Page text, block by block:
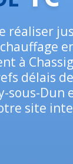
réaliser
à
délais
sous-
site